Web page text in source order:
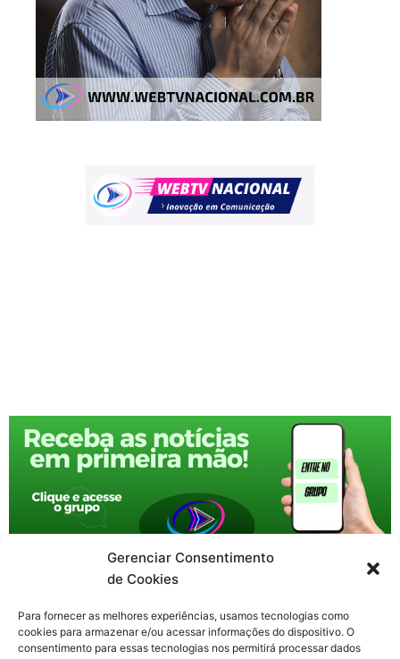
Gerenciar Consentimento
de Cookies
Para fornecer as melhores experiências, usamos tecnologias como
cookies para armazenar e/ou acessar informações do dispositivo. O
consentimento para essas tecnologias nos permitirá processar dados